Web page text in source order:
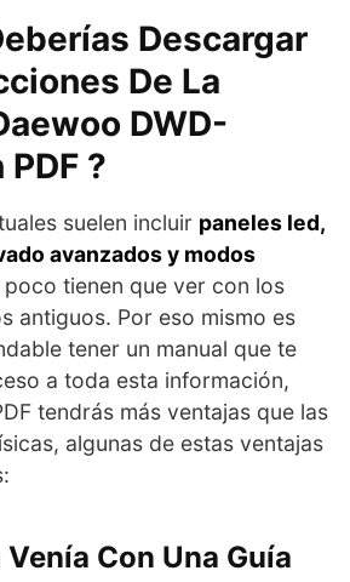
Descargar
De La
DWD-
?
suelen incluir paneles led,
avanzados y modos
poco tienen que ver con los
antiguos. Por eso mismo es
tener un manual que te
a toda esta información,
tendrás más ventajas que las
algunas de estas ventajas
Con Una Guía